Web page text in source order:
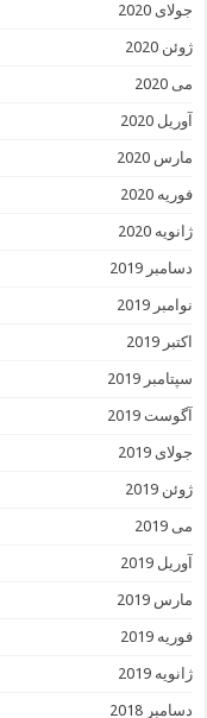
جولای 2020
ژوئن 2020
می 2020
آوریل 2020
مارس 2020
فوریه 2020
ژانویه 2020
دسامبر 2019
نوامبر 2019
اکتبر 2019
سپتامبر 2019
آگوست 2019
جولای 2019
ژوئن 2019
می 2019
آوریل 2019
مارس 2019
فوریه 2019
ژانویه 2019
دسامبر 2018